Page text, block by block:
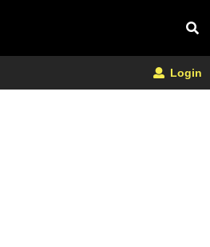
Login